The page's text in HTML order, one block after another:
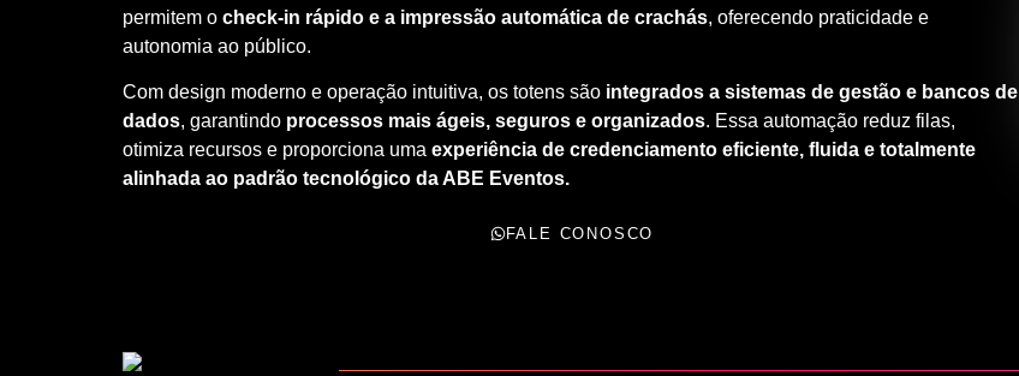
permitem o check-in rápido e a impressão automática de crachás, oferecendo praticidade e
autonomia ao público.
Com design moderno e operação intuitiva, os totens são integrados a sistemas de gestão e bancos de
dados, garantindo processos mais ágeis, seguros e organizados. Essa automação reduz filas,
otimiza recursos e proporciona uma experiência de credenciamento eficiente, fluida e totalmente
alinhada ao padrão tecnológico da ABE Eventos.
FALE CONOSCO